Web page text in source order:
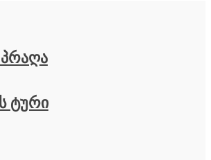
ტური